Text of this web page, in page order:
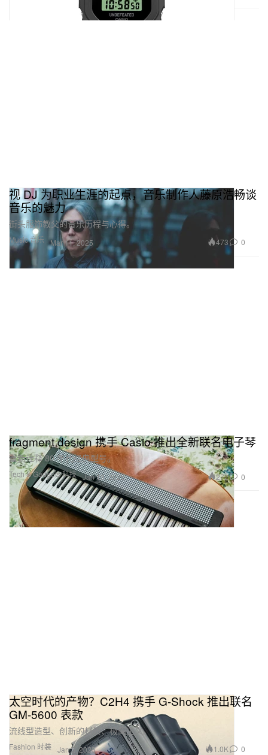
Music 音乐
视 DJ 为职业生涯的起点，音乐制作人藤原浩畅谈
音乐的魅力
街头服饰教父的音乐历程与心得。
Mar 11, 2025 473 0
Tech & Gadgets 科技
fragment design 携手 Casio 推出全新联名电子琴
重新诠释 80 年代经典型号。
Jan 13, 2025 272 0
Fashion 时装
太空时代的产物？C2H4 携手 G-Shock 推出联名
GM-5600 表款
流线型造型、创新的材质、极简主义。
Jan 3, 2025 1.0K 0